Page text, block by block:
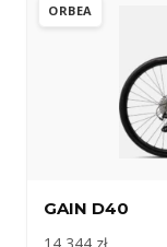
ORBEA
GAIN D40